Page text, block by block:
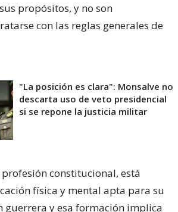
propósitos, y no son
con las reglas generales de
"La posición es clara": Monsalve no
descarta uso de veto presidencial
si se repone la justicia militar
constitucional, está
física y mental apta para su
guerrera y esa formación implica